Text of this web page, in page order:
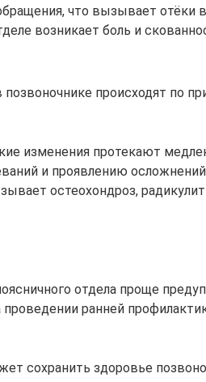
что вызывает отёки
возникает боль и
происходят по
изменения протекают
и проявлению
остеохондроз, радикулит
отдела проще
ранней
сохранить здоровье